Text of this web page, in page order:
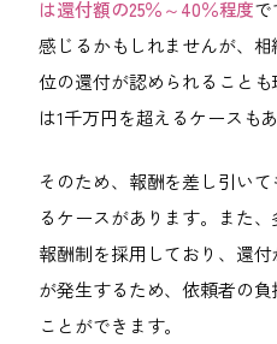
は還付額の25％～40％程度
感じるかもしれませんが、
位の還付が認められること
は1千万円を超えるケースもあ
そのため、報酬を差し引い
るケースがあります。また
報酬制を採用しており、還
が発生するため、依頼者の
ことができます。